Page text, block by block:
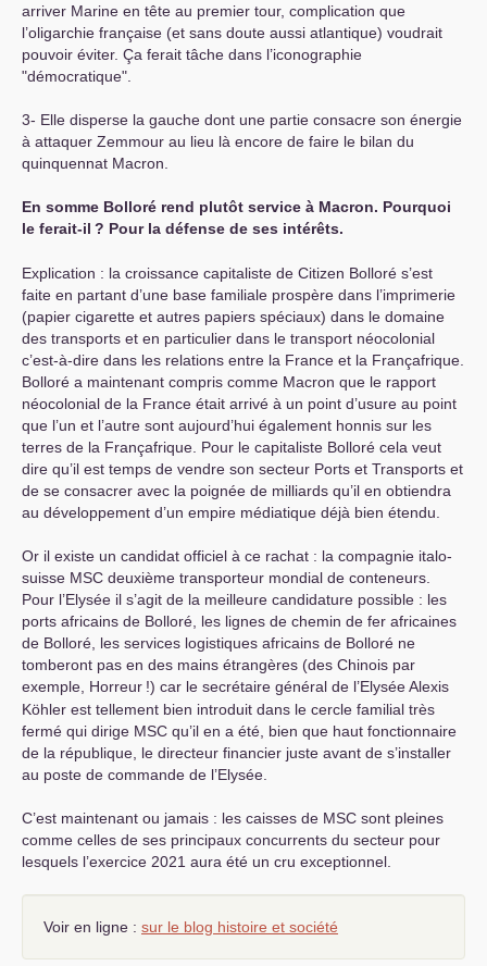
arriver Marine en tête au premier tour, complication que
l’oligarchie française (et sans doute aussi atlantique) voudrait
pouvoir éviter. Ça ferait tâche dans l’iconographie
"démocratique".
3- Elle disperse la gauche dont une partie consacre son énergie
à attaquer Zemmour au lieu là encore de faire le bilan du
quinquennat Macron.
En somme Bolloré rend plutôt service à Macron. Pourquoi
le ferait-il ? Pour la défense de ses intérêts.
Explication : la croissance capitaliste de Citizen Bolloré s’est
faite en partant d’une base familiale prospère dans l’imprimerie
(papier cigarette et autres papiers spéciaux) dans le domaine
des transports et en particulier dans le transport néocolonial
c’est-à-dire dans les relations entre la France et la Françafrique.
Bolloré a maintenant compris comme Macron que le rapport
néocolonial de la France était arrivé à un point d’usure au point
que l’un et l’autre sont aujourd’hui également honnis sur les
terres de la Françafrique. Pour le capitaliste Bolloré cela veut
dire qu’il est temps de vendre son secteur Ports et Transports et
de se consacrer avec la poignée de milliards qu’il en obtiendra
au développement d’un empire médiatique déjà bien étendu.
Or il existe un candidat officiel à ce rachat : la compagnie italo-
suisse MSC deuxième transporteur mondial de conteneurs.
Pour l’Elysée il s’agit de la meilleure candidature possible : les
ports africains de Bolloré, les lignes de chemin de fer africaines
de Bolloré, les services logistiques africains de Bolloré ne
tomberont pas en des mains étrangères (des Chinois par
exemple, Horreur !) car le secrétaire général de l’Elysée Alexis
Köhler est tellement bien introduit dans le cercle familial très
fermé qui dirige MSC qu’il en a été, bien que haut fonctionnaire
de la république, le directeur financier juste avant de s’installer
au poste de commande de l’Elysée.
C’est maintenant ou jamais : les caisses de MSC sont pleines
comme celles de ses principaux concurrents du secteur pour
lesquels l’exercice 2021 aura été un cru exceptionnel.
Voir en ligne : sur le blog histoire et société